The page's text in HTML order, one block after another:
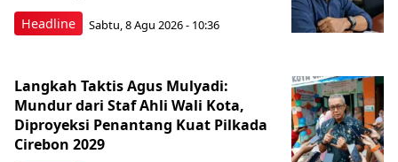
Headline Sabtu, 8 Agu 2026 - 10:36
Langkah Taktis Agus Mulyadi:
Mundur dari Staf Ahli Wali Kota,
Diproyeksi Penantang Kuat Pilkada
Cirebon 2029